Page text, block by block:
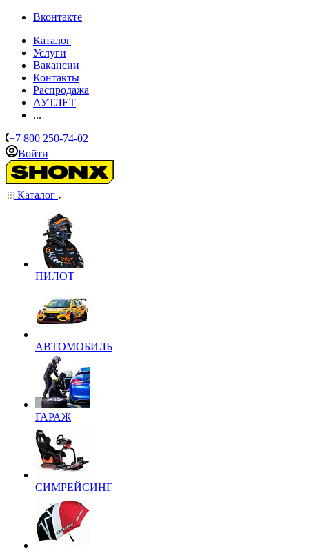
Вконтакте
Каталог
Услуги
Вакансии
Контакты
Распродажа
АУТЛЕТ
...
+7 800 250-74-02
Войти
Каталог
ПИЛОТ
АВТОМОБИЛЬ
ГАРАЖ
СИМРЕЙСИНГ